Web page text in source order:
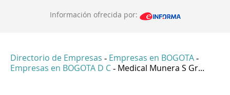
Información ofrecida por:
Directorio de Empresas - Empresas en BOGOTA -
Empresas en BOGOTA D C - Medical Munera S Gr...